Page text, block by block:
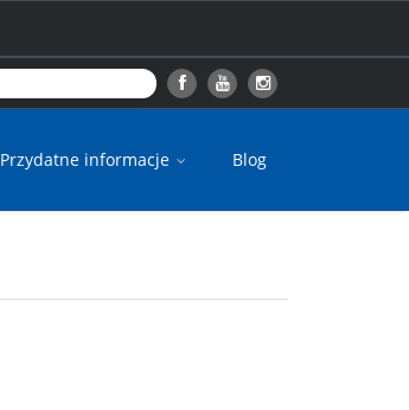
Przydatne informacje Blog